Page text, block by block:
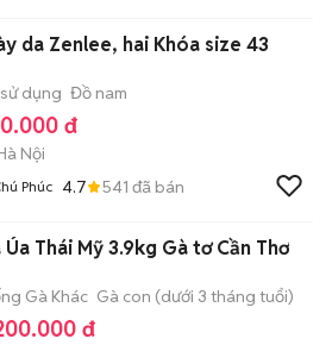
da Zenlee, hai Khóa size 43
dụng Đồ nam
đ
Nội
Phúc 4.7 541 đã bán
Úa Thái Mỹ 3.9kg Gà tơ Cần Thơ
Gà Khác Gà con (dưới 3 tháng tuổi)
đ